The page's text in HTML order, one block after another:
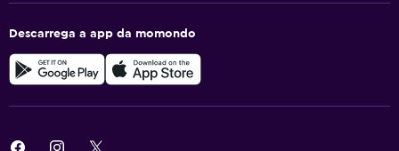
Descarrega a app da momondo